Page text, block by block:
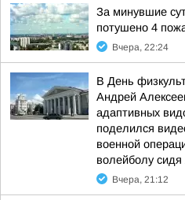
За минувшие
потушено 4
Вчера, 22:24
В День
Андрей
адаптивных
поделился
военной
волейболу
Вчера, 21:12